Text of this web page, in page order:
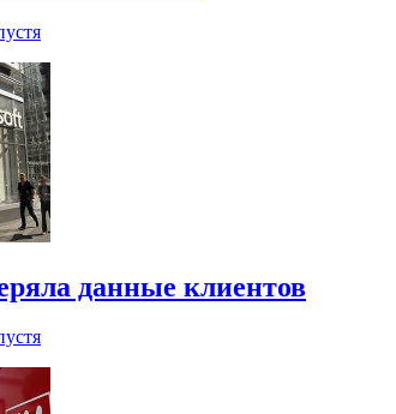
данные клиентов